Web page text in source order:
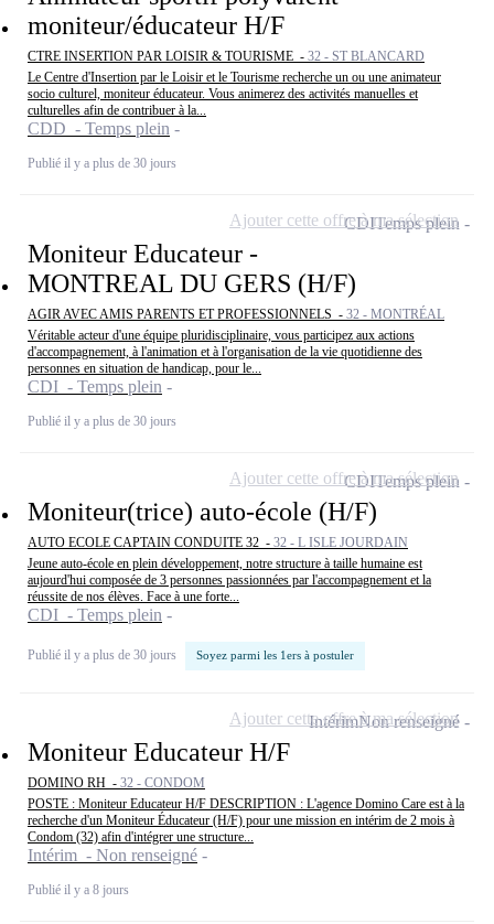
moniteur/éducateur H/F
CTRE INSERTION PAR LOISIR & TOURISME - 32 - ST BLANCARD
Le Centre d'Insertion par le Loisir et le Tourisme recherche un ou une animateur
socio culturel, moniteur éducateur. Vous animerez des activités manuelles et
culturelles afin de contribuer à la...
CDD - Temps plein
Publié il y a plus de 30 jours
Moniteur Educateur -
MONTREAL DU GERS (H/F)
AGIR AVEC AMIS PARENTS ET PROFESSIONNELS - 32 - MONTRÉAL
Véritable acteur d'une équipe pluridisciplinaire, vous participez aux actions
d'accompagnement, à l'animation et à l'organisation de la vie quotidienne des
personnes en situation de handicap, pour le...
CDI - Temps plein
Publié il y a plus de 30 jours
CDITemps plein
Ajouter cette offre à ma sélection
Moniteur(trice) auto-école (H/F)
AUTO ECOLE CAPTAIN CONDUITE 32 - 32 - L ISLE JOURDAIN
Jeune auto-école en plein développement, notre structure à taille humaine est
aujourd'hui composée de 3 personnes passionnées par l'accompagnement et la
réussite de nos élèves. Face à une forte...
CDI - Temps plein
Publié il y a plus de 30 jours Soyez parmi les 1ers à postuler
CDITemps plein
Ajouter cette offre à ma sélection
Moniteur Educateur H/F
DOMINO RH - 32 - CONDOM
POSTE : Moniteur Educateur H/F DESCRIPTION : L'agence Domino Care est à la
recherche d'un Moniteur Éducateur (H/F) pour une mission en intérim de 2 mois à
Condom (32) afin d'intégrer une structure...
Intérim - Non renseigné
Publié il y a 8 jours
IntérimNon renseigné
Ajouter cette offre à ma sélection